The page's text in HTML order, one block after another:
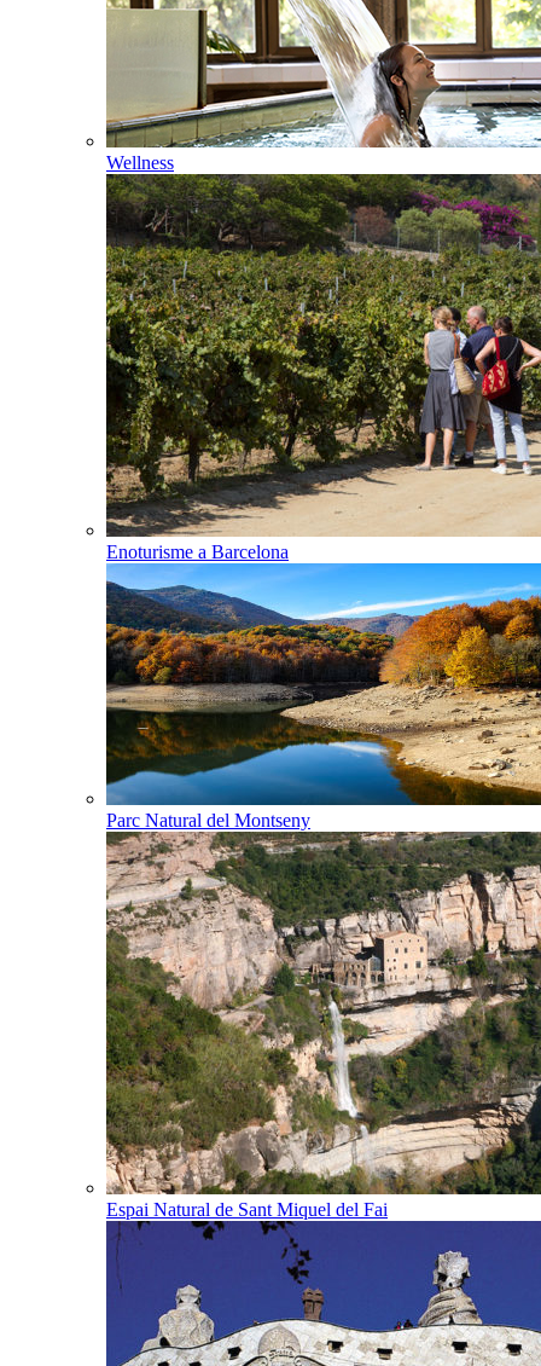
Wellness
Enoturisme a Barcelona
Parc Natural del Montseny
Espai Natural de Sant Miquel del Fai